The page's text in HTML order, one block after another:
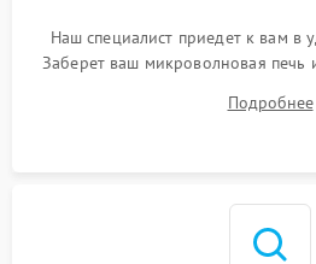
Наш специалист приедет к вам в
Заберет ваш микроволновая печь
Подробнее